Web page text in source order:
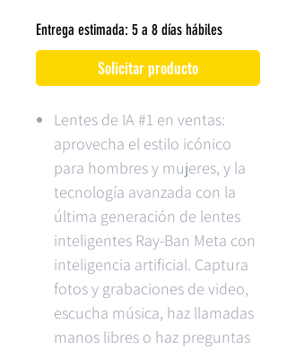
Entrega estimada: 5 a 8 días hábiles
Solicitar producto
Lentes de IA #1 en ventas:
aprovecha el estilo icónico
para hombres y mujeres, y la
tecnología avanzada con la
última generación de lentes
inteligentes Ray-Ban Meta con
inteligencia artificial. Captura
fotos y grabaciones de video,
escucha música, haz llamadas
manos libres o haz preguntas